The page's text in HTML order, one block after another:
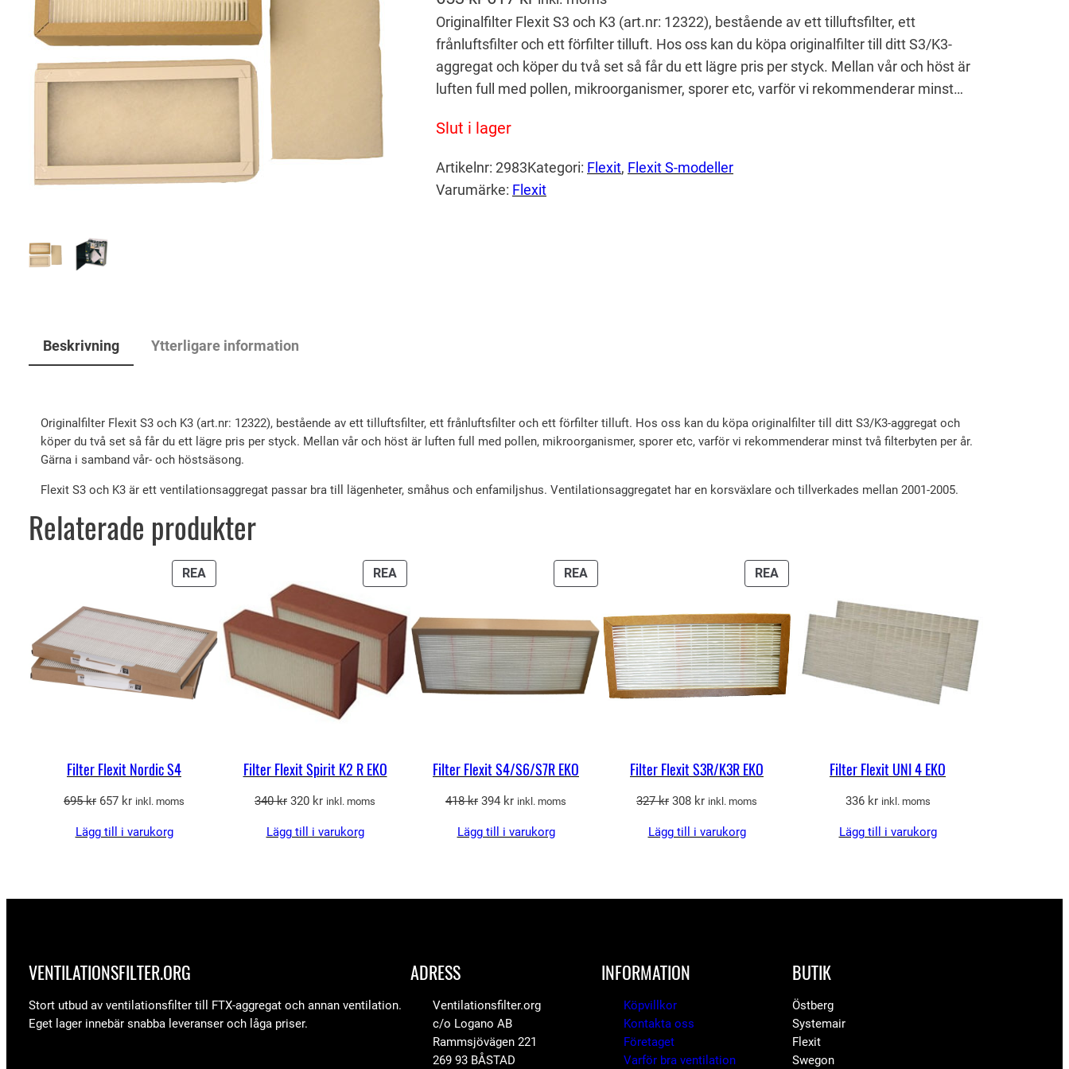
e
t
u
s
r
i
e
:
6
5
k
.
e
t
n
e
t
r
k
r
Originalfilter Flexit S3 och K3 (art.nr: 12322), bestående av ett tilluftsfilter, ett
frånluftsfilter och ett förfilter tilluft. Hos oss kan du köpa originalfilter till ditt S3/K3-
aggregat och köper du två set så får du ett lägre pris per styck. Mellan vår och höst är
luften full med pollen, mikroorganismer, sporer etc, varför vi rekommenderar minst…
Slut i lager
Artikelnr: 2983Kategori: Flexit, Flexit S-modeller
Varumärke: Flexit
Beskrivning Ytterligare information
Originalfilter Flexit S3 och K3 (art.nr: 12322), bestående av ett tilluftsfilter, ett frånluftsfilter och ett förfilter tilluft. Hos oss kan du köpa originalfilter till ditt S3/K3-aggregat och
köper du två set så får du ett lägre pris per styck. Mellan vår och höst är luften full med pollen, mikroorganismer, sporer etc, varför vi rekommenderar minst två filterbyten per år.
Gärna i samband vår- och höstsäsong.
Flexit S3 och K3 är ett ventilationsaggregat passar bra till lägenheter, småhus och enfamiljshus. Ventilationsaggregatet har en korsväxlare och tillverkades mellan 2001-2005.
Relaterade produkter
REAPRODUKTER
PÅ
Filter Flexit Nordic S4
695kr Det
priset
657 krDet
priset
inkl. moms
Lägg till i varukorg
REAPRODUKTER
PÅ
REA
Filter Flexit Spirit K2 R EKO
340kr Det
priset
320 krDet
priset
inkl. moms
Lägg till i varukorg
REAPRODUKTER
PÅ
Filter Flexit S4/S6/S7R EKO
418kr Det
priset
394 krDet
priset
inkl. moms
Lägg till i varukorg
REAPRODUKTER
PÅ
REA
Filter Flexit S3R/K3R EKO
327kr Det
priset
308 krDet
priset
inkl. moms
Lägg till i varukorg
Filter Flexit UNI 4 EKO
336 kr inkl. moms
Lägg till i varukorg
VENTILATIONSFILTER­.ORG
Stort utbud av ventilationsfilter till FTX-aggregat och annan ventilation.
Eget lager innebär snabba leveranser och låga priser.
ADRESS
Ventilationsfilter.org
c/o Logano AB
Rammsjövägen 221
269 93 BÅSTAD
INFORMATION
Köpvillkor
Kontakta oss
Företaget
Varför bra ventilation
BUTIK
Östberg
Systemair
Flexit
Swegon